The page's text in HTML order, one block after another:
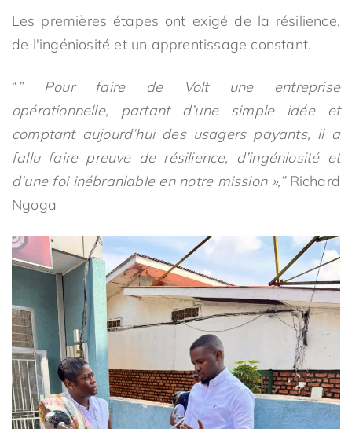
Les premières étapes ont exigé de la résilience,
de l'ingéniosité et un apprentissage constant.
“ ” Pour faire de Volt une entreprise
opérationnelle, partant d’une simple idée et
comptant aujourd’hui des usagers payants, il a
fallu faire preuve de résilience, d’ingéniosité et
d’une foi inébranlable en notre mission »,”Richard
Ngoga